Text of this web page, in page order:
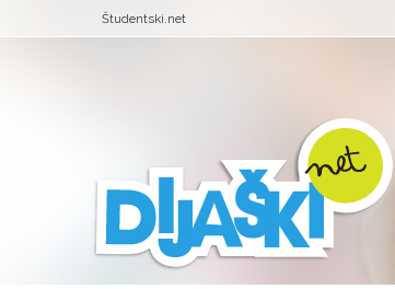
Študentski.net